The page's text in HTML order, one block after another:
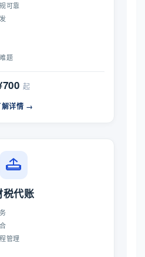
可靠
题
起
解详情 →
税代账
管理